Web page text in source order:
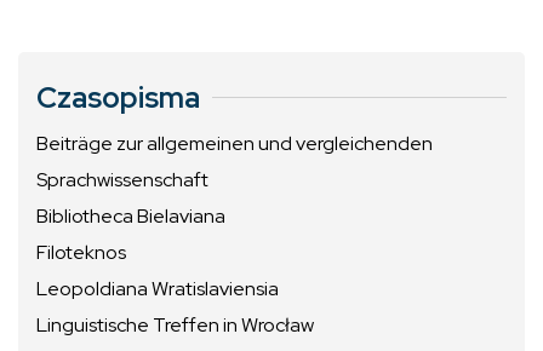
Czasopisma
Beiträge zur allgemeinen und vergleichenden
Sprachwissenschaft
Bibliotheca Bielaviana
Filoteknos
Leopoldiana Wratislaviensia
Linguistische Treffen in Wrocław